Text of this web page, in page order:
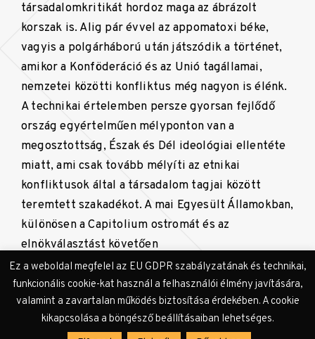
társadalomkritikát hordoz maga az ábrázolt
korszak is. Alig pár évvel az appomatoxi béke,
vagyis a polgárháború után játszódik a történet,
amikor a Konföderáció és az Unió tagállamai,
nemzetei közötti konfliktus még nagyon is élénk.
A technikai értelemben persze gyorsan fejlődő
ország egyértelműen mélyponton van a
megosztottság, Észak és Dél ideológiai ellentéte
miatt, ami csak tovább mélyíti az etnikai
konfliktusok által a társadalom tagjai között
teremtett szakadékot. A mai Egyesült Államokban,
különösen a Capitolium ostromát és az
elnökválasztást követően
a filmben felvázolt, „mindenki
gyűlöl valakit” társadalmi
Ez a weboldal megfelel az EU GDPR szabályzatának és technikai,
funkcionális cookie-kat használ a felhasználói élmény javítására,
valamint a zavartalan működés biztosítása érdekében. A cookie
kikapcsolása a böngésző beállításaiban lehetséges.